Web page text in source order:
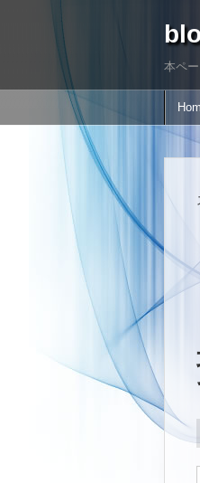
本ペ